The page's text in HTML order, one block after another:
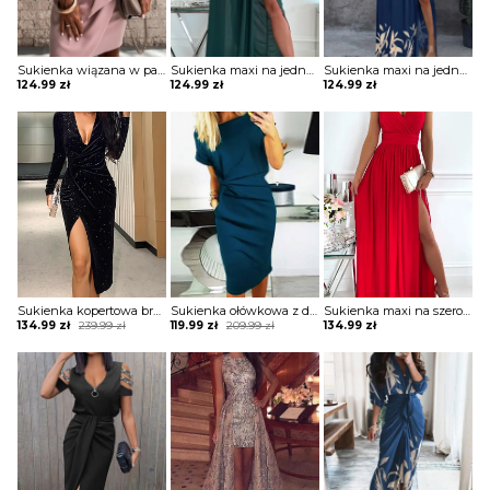
Sukienka wiązana w pasie z krótkimi koronkowymi rękawami
124.99 zł
Sukienka maxi na jedno ramię z drapowaniem
124.99 zł
Sukienka maxi na jedno ramię z zabudowanym dekoltem
124.99 zł
Sukienka kopertowa brokatowa z drapowaniem
239.99zł
Original
was:
239.99 zł.
134.99 zł
Current
is:
134.99 zł.
Sukienka ołówkowa z drapowaniem i dekoltem w łódkę
209.99zł
Original
was:
209.99 zł.
119.99 zł
Current
is:
119.99 zł.
Sukienka maxi na szerokich ramiączkach z kopertową górą i rozporkiem
134.99 zł